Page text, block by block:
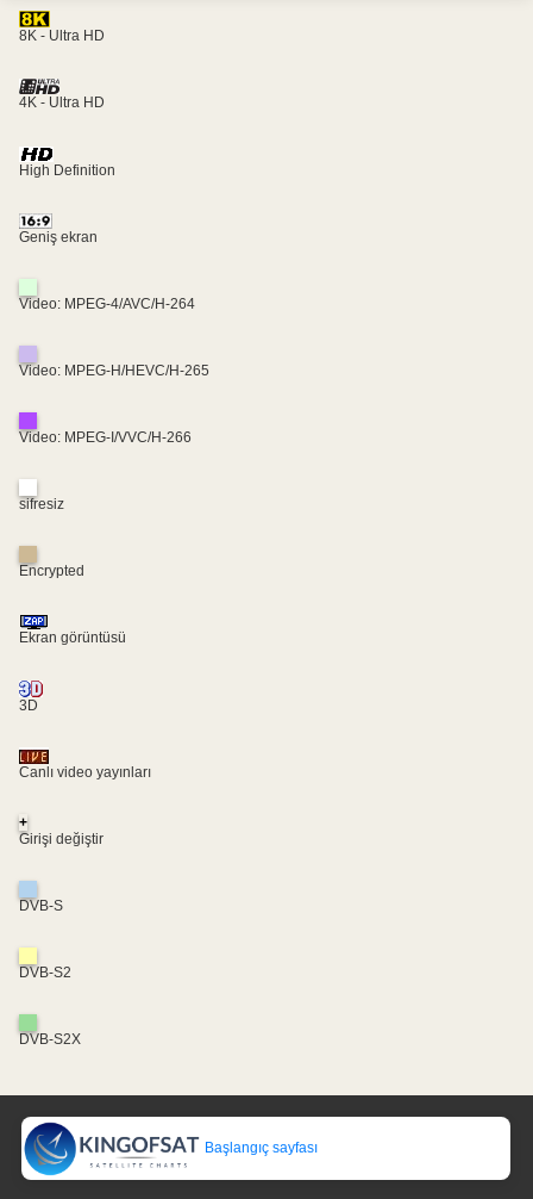
8K - Ultra HD
4K - Ultra HD
High Definition
Geniş ekran
Video: MPEG-4/AVC/H-264
Video: MPEG-H/HEVC/H-265
Video: MPEG-I/VVC/H-266
sifresiz
Encrypted
Ekran görüntüsü
3D
Canlı video yayınları
+
Girişi değiştir
DVB-S
DVB-S2
DVB-S2X
Başlangıç sayfası